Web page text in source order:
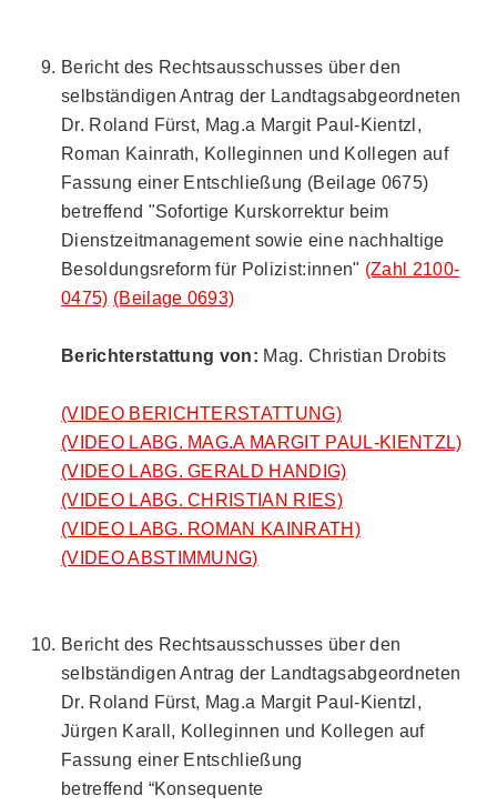
Bericht des Rechtsausschusses über den
selbständigen Antrag der Landtagsabgeordneten
Dr. Roland Fürst, Mag.a Margit Paul-Kientzl,
Roman Kainrath, Kolleginnen und Kollegen auf
Fassung einer Entschließung (Beilage 0675)
betreffend "Sofortige Kurskorrektur beim
Dienstzeitmanagement sowie eine nachhaltige
Besoldungsreform für Polizist:innen" (Zahl 2100-
0475) (Beilage 0693)
Berichterstattung von: Mag. Christian Drobits
(VIDEO BERICHTERSTATTUNG)
(VIDEO LABG. MAG.A MARGIT PAUL-KIENTZL)
(VIDEO LABG. GERALD HANDIG)
(VIDEO LABG. CHRISTIAN RIES)
(VIDEO LABG. ROMAN KAINRATH)
(VIDEO ABSTIMMUNG)
Bericht des Rechtsausschusses über den
selbständigen Antrag der Landtagsabgeordneten
Dr. Roland Fürst, Mag.a Margit Paul-Kientzl,
Jürgen Karall, Kolleginnen und Kollegen auf
Fassung einer Entschließung
betreffend “Konsequente